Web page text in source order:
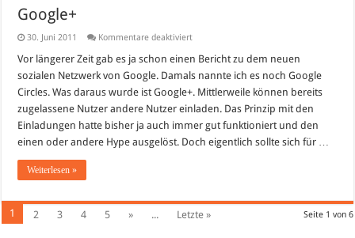
Google+
30. Juni 2011 Kommentare deaktiviertfür
Vor längerer Zeit gab es ja schon einen Bericht zu dem neuen
sozialen Netzwerk von Google. Damals nannte ich es noch Google
Circles. Was daraus wurde ist Google+. Mittlerweile können bereits
zugelassene Nutzer andere Nutzer einladen. Das Prinzip mit den
Einladungen hatte bisher ja auch immer gut funktioniert und den
einen oder andere Hype ausgelöst. Doch eigentlich sollte sich für …
Weiterlesen »
Seite 1 von 6
1 2 3 4 5 » ... Letzte »